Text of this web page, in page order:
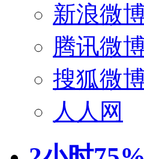
新浪微
腾讯微
搜狐微
人人网